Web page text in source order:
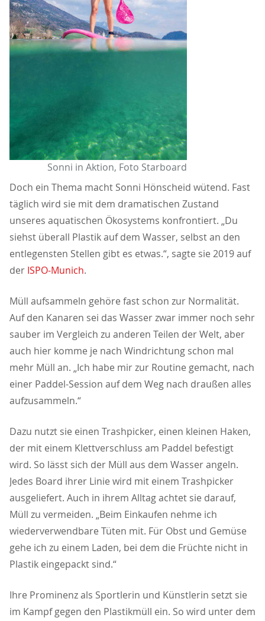
Sonni in Aktion, Foto Starboard
Doch ein Thema macht Sonni Hönscheid wütend. Fast
täglich wird sie mit dem dramatischen Zustand
unseres aquatischen Ökosystems konfrontiert. „Du
siehst überall Plastik auf dem Wasser, selbst an den
entlegensten Stellen gibt es etwas.“, sagte sie 2019 auf
der ISPO-Munich.
Müll aufsammeln gehöre fast schon zur Normalität.
Auf den Kanaren sei das Wasser zwar immer noch sehr
sauber im Vergleich zu anderen Teilen der Welt, aber
auch hier komme je nach Windrichtung schon mal
mehr Müll an. „Ich habe mir zur Routine gemacht, nach
einer Paddel-Session auf dem Weg nach draußen alles
aufzusammeln.“
Dazu nutzt sie einen Trashpicker, einen kleinen Haken,
der mit einem Klettverschluss am Paddel befestigt
wird. So lässt sich der Müll aus dem Wasser angeln.
Jedes Board ihrer Linie wird mit einem Trashpicker
ausgeliefert. Auch in ihrem Alltag achtet sie darauf,
Müll zu vermeiden. „Beim Einkaufen nehme ich
wiederverwendbare Tüten mit. Für Obst und Gemüse
gehe ich zu einem Laden, bei dem die Früchte nicht in
Plastik eingepackt sind.“
Ihre Prominenz als Sportlerin und Künstlerin setzt sie
im Kampf gegen den Plastikmüll ein. So wird unter dem